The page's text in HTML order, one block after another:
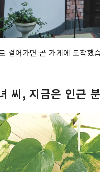
걸어가면 곧 가게에 도착했
씨, 지금은 인근